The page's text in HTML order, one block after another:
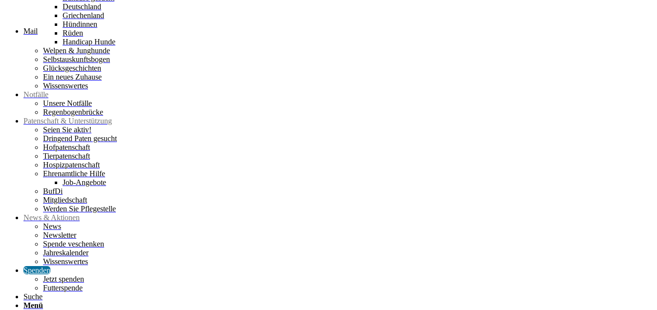
Mail
Deutschland
Griechenland
Hündinnen
Rüden
Handicap Hunde
Welpen & Junghunde
Selbstauskunftsbogen
Glücksgeschichten
Ein neues Zuhause
Wissenswertes
Notfälle
Unsere Notfälle
Regenbogenbrücke
Patenschaft & Unterstützung
Seien Sie aktiv!
Dringend Paten gesucht
Hofpatenschaft
Tierpatenschaft
Hospizpatenschaft
Ehrenamtliche Hilfe
Job-Angebote
BufDi
Mitgliedschaft
Werden Sie Pflegestelle
News & Aktionen
News
Newsletter
Spende veschenken
Jahreskalender
Wissenswertes
Spenden
Jetzt spenden
Futterspende
Suche
Menü